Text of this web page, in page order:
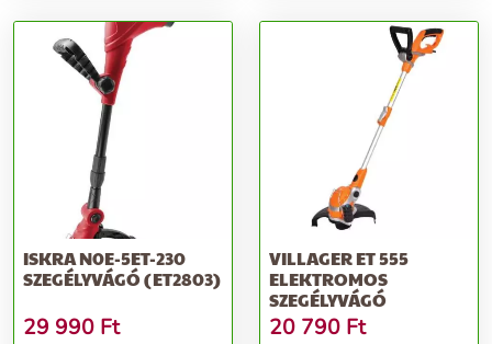
ISKRA N0E-5ET-230
SZEGÉLYVÁGÓ (ET2803)
29 990 Ft
VILLAGER ET 555
ELEKTROMOS
SZEGÉLYVÁGÓ
20 790 Ft